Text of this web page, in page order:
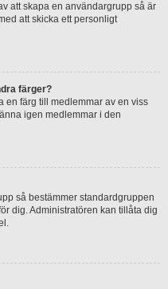
att skapa en användargrupp så är
att skicka ett personligt
färger?
en färg till medlemmar av en viss
igen medlemmar i den
så bestämmer standardgruppen
dig. Administratören kan tillåta dig